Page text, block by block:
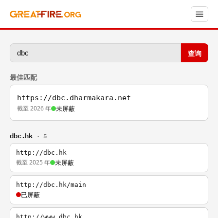
查询
最佳匹配
https://dbc.dharmakara.net
截至 2026 年 未屏蔽
dbc.hk · 5
http://dbc.hk
截至 2025 年 未屏蔽
http://dbc.hk/main
已屏蔽